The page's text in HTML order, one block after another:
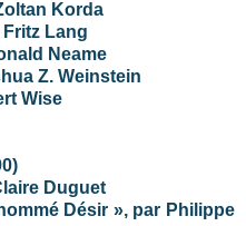
Korda
Lang
Neame
Z. Weinstein
Wise
Duguet
Désir », par Philippe